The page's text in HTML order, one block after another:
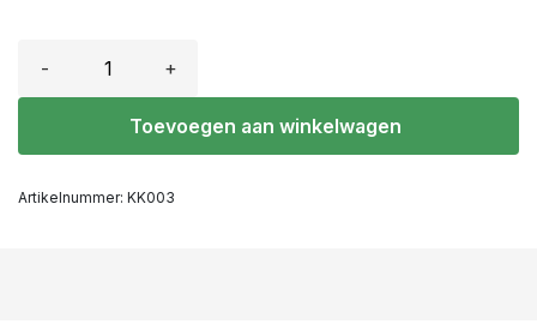
- +
Toevoegen aan winkelwagen
Artikelnummer: KK003